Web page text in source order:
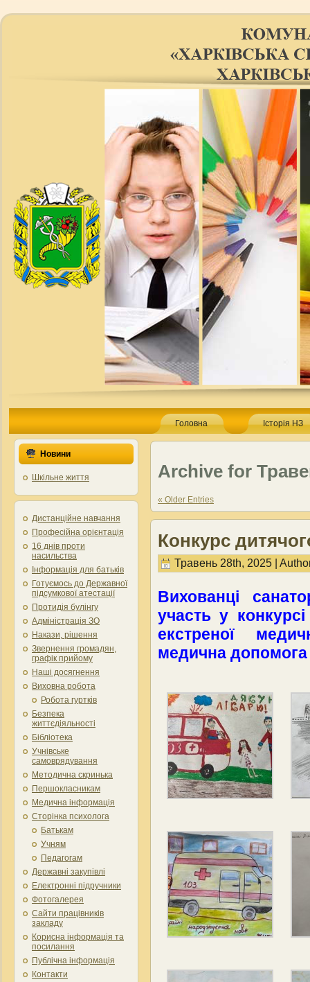
Головна Історія НЗ
Новини
Шкільне життя
Дистанційне навчання
Професійна орієнтація
16 днів проти
насильства
Інформація для батьків
Готуємось до Державної
підсумкової атестації
Протидія булінгу
Адміністрація ЗО
Накази, рішення
Звернення громадян,
графік прийому
Наші досягнення
Виховна робота
Робота гуртків
Безпека
життєдіяльності
Бібліотека
Учнівське
самоврядування
Методична скринька
Першокласникам
Медична інформація
Сторінка психолога
Батькам
Учням
Педагогам
Державні закупівлі
Електронні підручники
Фотогалерея
Сайти працівників
закладу
Корисна інформація та
посилання
Публічна інформація
Контакти
Archive for
« Older Entries
Конкурс
Травень 28th, 2025 |
Вихованці
участь у
екстреної
медична допомога